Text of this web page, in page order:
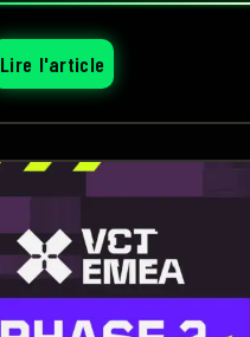
Lire l'article